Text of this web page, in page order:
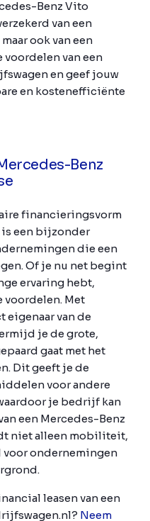
Benz Vito
van een
ook van een
van een
en geef jouw
en kostenefficiënte
Benz
financieringsvorm
een bijzonder
die een
Of je nu net begint
ervaring hebt,
Met
eigenaar van de
je de grote,
gaat met het
Dit geeft je de
voor andere
je bedrijf kan
een Mercedes-Benz
niet alleen mobiliteit,
ondernemingen
leasen van een
Neem